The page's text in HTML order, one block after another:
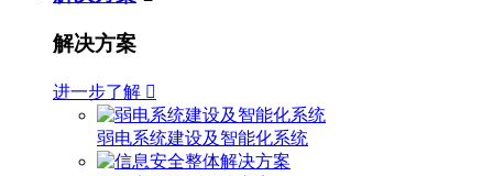
解决方案
进一步了解 
弱电系统建设及智能化系统